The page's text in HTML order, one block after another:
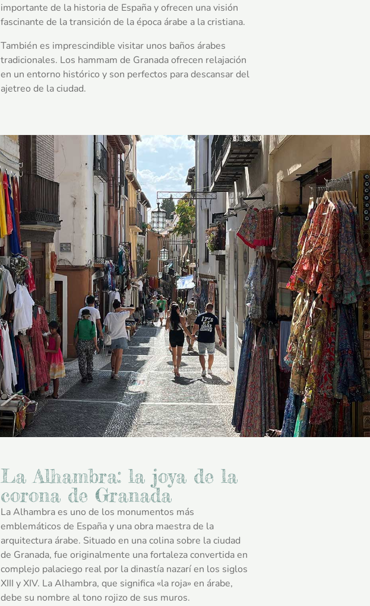
importante de la historia de España y ofrecen una visión
fascinante de la transición de la época árabe a la cristiana.
También es imprescindible visitar unos baños árabes
tradicionales. Los hammam de Granada ofrecen relajación
en un entorno histórico y son perfectos para descansar del
ajetreo de la ciudad.
La Alhambra: la joya de la
corona de Granada
La Alhambra es uno de los monumentos más
emblemáticos de España y una obra maestra de la
arquitectura árabe. Situado en una colina sobre la ciudad
de Granada, fue originalmente una fortaleza convertida en
complejo palaciego real por la dinastía nazarí en los siglos
XIII y XIV. La Alhambra, que significa «la roja» en árabe,
debe su nombre al tono rojizo de sus muros.